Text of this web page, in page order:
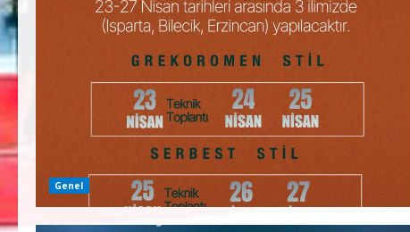
Genel